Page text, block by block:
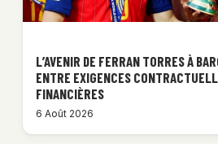
L’AVENIR DE FERRAN TORRES À
ENTRE EXIGENCES
FINANCIÈRES
6 Août 2026